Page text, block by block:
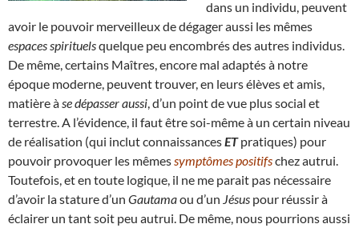
dans un individu, peuvent
avoir le pouvoir merveilleux de dégager aussi les mêmes
espaces spirituelsquelque peu encombrés des autres individus.
De même, certains Maîtres, encore mal adaptés à notre
époque moderne, peuvent trouver, en leurs élèves et amis,
matière à se dépasser aussi , d’un point de vue plus social et
terrestre. A l’évidence, il faut être soi-même à un certain niveau
de réalisation (qui inclut connaissancesETpratiques) pour
pouvoir provoquer les mêmes symptômes positifschez autrui.
Toutefois, et en toute logique, il ne me parait pas nécessaire
d’avoir la stature d’un Gautamaou d’un Jésus pour réussir à
éclairer un tant soit peu autrui. De même, nous pourrions aussi